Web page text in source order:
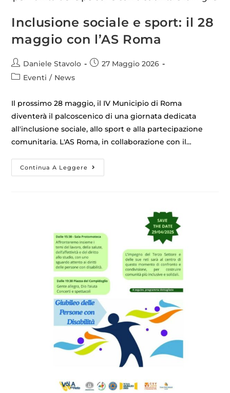
Inclusione sociale e sport: il 28
maggio con l’AS Roma
Daniele Stavolo
27 Maggio 2026
Eventi / News
Il prossimo 28 maggio, il IV Municipio di Roma
diventerà il palcoscenico di una giornata dedicata
all'inclusione sociale, allo sport e alla partecipazione
comunitaria. L'AS Roma, in collaborazione con il…
Continua A Leggere